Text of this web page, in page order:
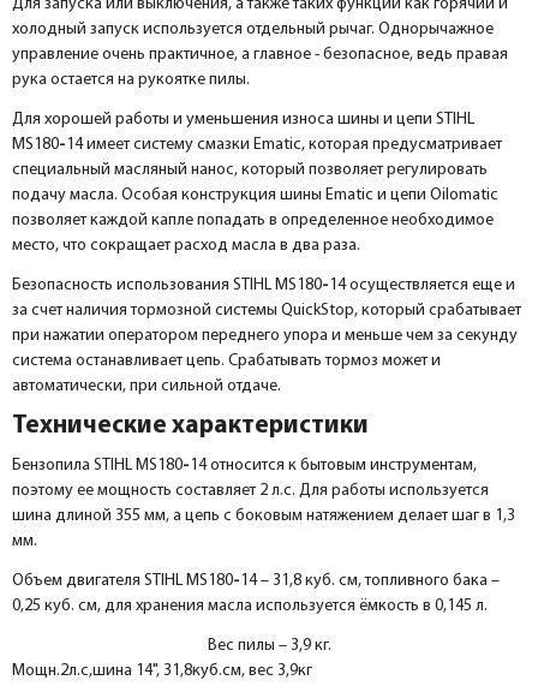
Для запуска или выключения, а также таких функций как горячий и
холодный запуск используется отдельный рычаг. Однорычажное
управление очень практичное, а главное - безопасное, ведь правая
рука остается на рукоятке пилы.
Для хорошей работы и уменьшения износа шины и цепи STIHL
MS180- 14 имеет систему смазки Ematic, которая предусматривает
специальный масляный нанос, который позволяет регулировать
подачу масла. Особая конструкция шины Ematic и цепи Oilomatic
позволяет каждой капле попадать в определенное необходимое
место, что сокращает расход масла в два раза.
Безопасность использования STIHL MS180- 14 осуществляется еще и
за счет наличия тормозной системы QuickStop, который срабатывает
при нажатии оператором переднего упора и меньше чем за секунду
система останавливает цепь. Срабатывать тормоз может и
автоматически, при сильной отдаче.
Технические характеристики
Бензопила STIHL MS180- 14 относится к бытовым инструментам,
поэтому ее мощность составляет 2 л.с. Для работы используется
шина длиной 355 мм, а цепь с боковым натяжением делает шаг в 1,3
мм.
Объем двигателя STIHL MS180- 14 – 31,8 куб. см, топливного бака –
0,25 куб. см, для хранения масла используется ёмкость в 0,145 л.
Вес пилы – 3,9 кг.
Мощн.2л.с,шина 14", 31,8куб.см, вес 3,9кг